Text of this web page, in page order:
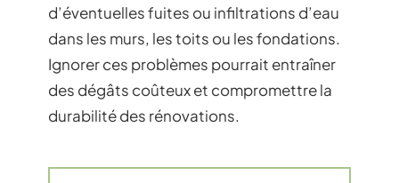
d’éventuelles fuites ou infiltrations d’eau
dans les murs, les toits ou les fondations.
Ignorer ces problèmes pourrait entraîner
des dégâts coûteux et compromettre la
durabilité des rénovations.